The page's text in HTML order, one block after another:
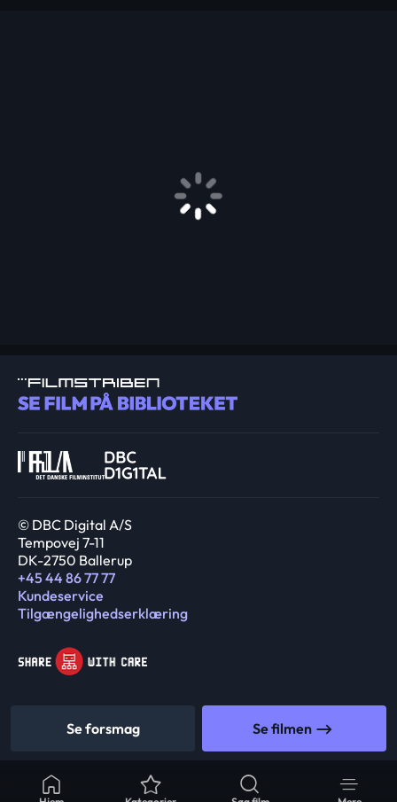
Se forsmag Se filmen
© DBC Digital A/S
Tempovej 7-11
DK-2750 Ballerup
+45 44 86 77 77
Kundeservice
Tilgængelighedserklæring